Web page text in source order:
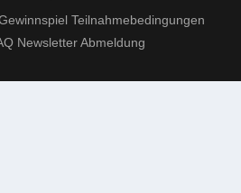
Teilnahmebedingungen
Newsletter Abmeldung